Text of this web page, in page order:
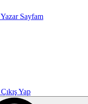
Yazar Sayfam
Çıkış Yap